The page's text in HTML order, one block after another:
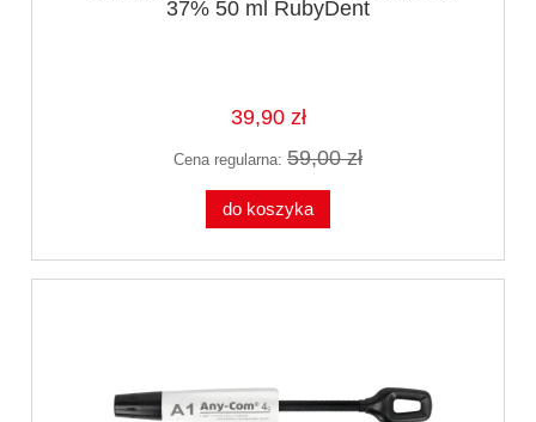
37% 50 ml RubyDent
39,90 zł
Cena regularna: 59,00 zł
do koszyka